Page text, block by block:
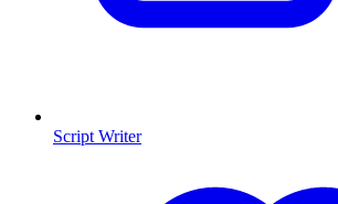
Script Writer